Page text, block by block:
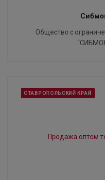
Общество с
СТАВРОПОЛЬСКИЙ КРАЙ